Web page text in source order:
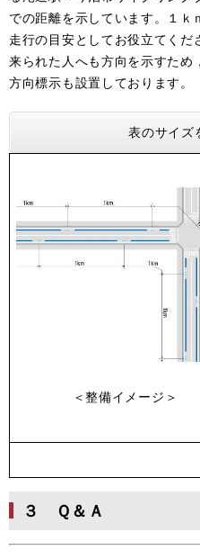
での距離を示しています。１ｋ
走行の目安としてお役立てく
来られた人へも方向を示すた
方向標示も設置しております。
表のサイズ
＜整備イメージ＞
３ Ｑ＆Ａ